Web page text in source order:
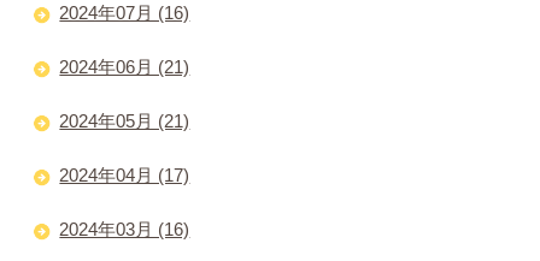
2024年07月 (16)
2024年06月 (21)
2024年05月 (21)
2024年04月 (17)
2024年03月 (16)